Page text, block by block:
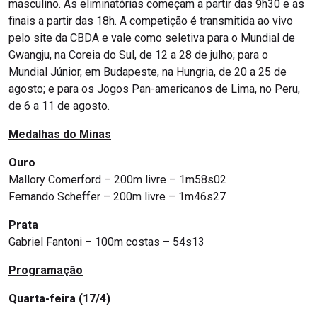
masculino. As eliminatórias começam a partir das 9h30 e as
finais a partir das 18h. A competição é transmitida ao vivo
pelo site da CBDA e vale como seletiva para o Mundial de
Gwangju, na Coreia do Sul, de 12 a 28 de julho; para o
Mundial Júnior, em Budapeste, na Hungria, de 20 a 25 de
agosto; e para os Jogos Pan-americanos de Lima, no Peru,
de 6 a 11 de agosto.
Medalhas do Minas
Ouro
Mallory Comerford – 200m livre – 1m58s02
Fernando Scheffer – 200m livre – 1m46s27
Prata
Gabriel Fantoni – 100m costas – 54s13
Programação
Quarta-feira (17/4)